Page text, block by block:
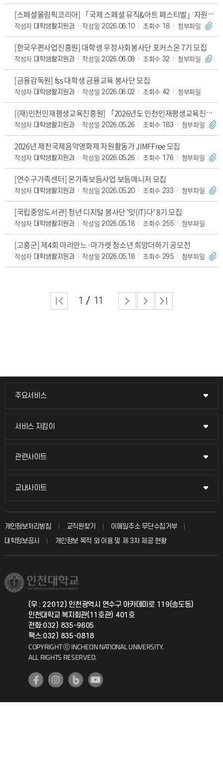
[스페셜올림픽코리아] 「국제 스페셜 뮤직&아트 페스티벌」자원봉사자 모집
작성자 대학생활지원과 작성일 2026.06.10 조회수 18 첨부파일
[한국우편사업진흥원] 대학생 우정사회봉사단 포커스온 7기 모집
작성자 대학생활지원과 작성일 2026.06.09 조회수 32 첨부파일
[금융감독원] fss 대학생 금융교육 봉사단 모집
작성자 대학생활지원과 작성일 2026.06.02 조회수 42 첨부파일
[(재)인천인재평생교육진흥원] 「2026년도 인천인재평생교육진흥원 대학생 해외봉사」 장학생
작성자 대학생활지원과 작성일 2026.05.26 조회수 183 첨부파일
2026년 제천국제음악영화제 자원활동가 JIMFFree 모집
작성자 대학생활지원과 작성일 2026.05.26 조회수 176 첨부파일
[연수구가족센터] 온가족보듬사업 보듬매니저 모집
작성자 대학생활지원과 작성일 2026.05.20 조회수 233 첨부파일
[국립중앙도서관] 청년 디지털 봉사단 '잇(IT)다' 8기 모집
작성자 대학생활지원과 작성일 2026.05.18 조회수 255 첨부파일
[고흥군] 제4회 마리안느·마가렛 청소년 희망더하기 공모전
작성자 대학생활지원과 작성일 2026.05.18 조회수 295 첨부파일
1 11
주요서비스
주요서비스
교무회의방송
입학안내
취업정보(학생)
서비스 지킴이
서비스 지킴이
묻고 답하기
칭찬마당
학생서비스 지킴이
관련사이트
관련사이트
국방헬프콜
총동문회
교내사이트
교내사이트
교수회
교육혁신본부
국제지원과
공자아카데미
기초교육원
개인정보처리방침 교직원찾기
이메일주소 무단수집거부
대학정보공시
개인정보 목적 외 이용 및 제 3차 제공 현황
(우 : 22012) 인천광역시 연수구 아카데미로 119(송도동)
인천대학교 복지회관(11호관) 401호
전화:032) 835-9605
팩스:032) 835-0818
COPYRIGHT ⓒ INCHEON NATIONAL UNIVERSITY.
ALL RIGHTS RESERVED.